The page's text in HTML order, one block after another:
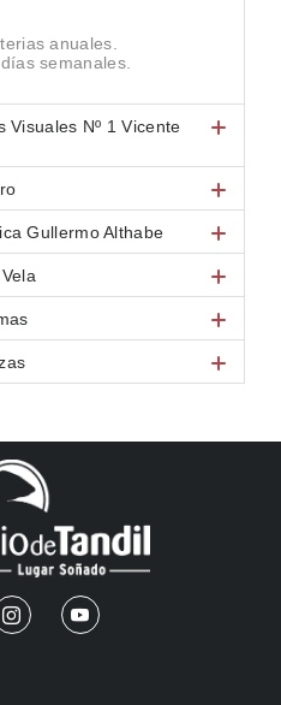
anuales.
semanales.
Visuales Nº 1 Vicente
Gullermo Althabe